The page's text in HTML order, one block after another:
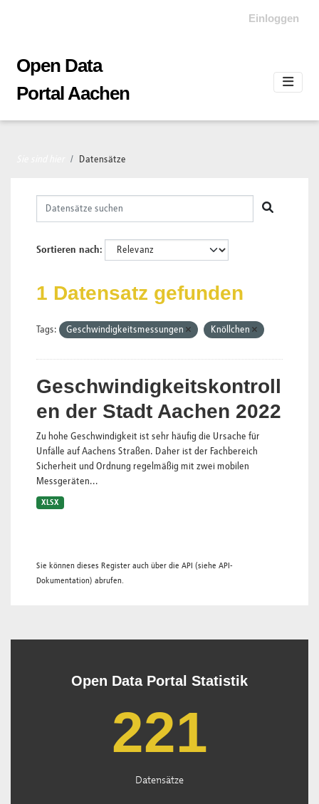
Einloggen
Open Data
Portal Aachen
Datensätze
Sortieren nach
1 Datensatz gefunden
Tags: Geschwindigkeitsmessungen Knöllchen
Geschwindigkeitskontroll
en der Stadt Aachen 2022
Zu hohe Geschwindigkeit ist sehr häufig die Ursache für
Unfälle auf Aachens Straßen. Daher ist der Fachbereich
Sicherheit und Ordnung regelmäßig mit zwei mobilen
Messgeräten...
XLSX
Sie können dieses Register auch über die API (siehe API-
Dokumentation) abrufen.
Open Data Portal Statistik
222
Datensätze